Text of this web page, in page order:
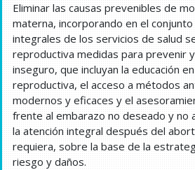
Eliminar las causas prevenibles de
materna, incorporando en el
integrales de los servicios de salud
reproductiva medidas para prevenir
inseguro, que incluyan la educación
reproductiva, el acceso a métodos
modernos y eficaces y el
frente al embarazo no deseado y no
la atención integral después del
requiera, sobre la base de la
riesgo y daños.